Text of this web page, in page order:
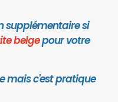
supplémentaire si
belgepour votre
mais c'est pratique